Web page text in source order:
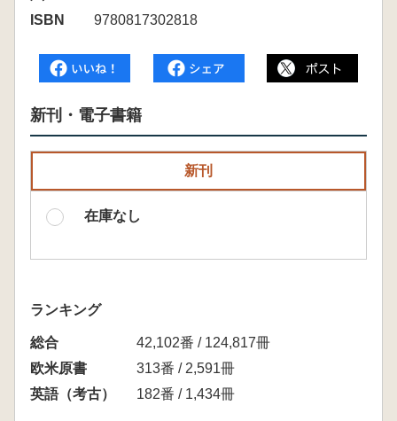
ISBN
9780817302818
新刊・電子書籍
新刊
在庫なし
ランキング
総合
42,102番 / 124,817冊
欧米原書
313番 / 2,591冊
英語（考古）
182番 / 1,434冊